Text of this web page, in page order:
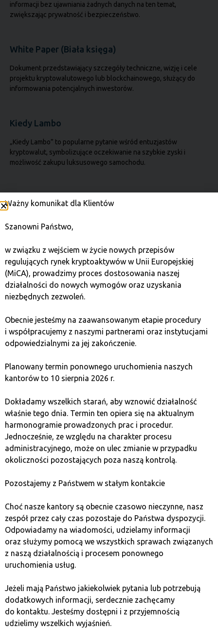
informacji bez ujawniania żadnych danych na ten temat,
zwiększając prywatność i bezpieczeństwo.
White Paper (Biała księga)
Dokument przedstawiający szczegóły techniczne, wizję i cele
projektu kryptowalutowego lub blockchainowego, służący do
informowania potencjalnych inwestorów.
Kiedy Lambo
„Kiedy Lambo” to popularne pytanie wśród entuzjastów
kryptowalut, symbolizujące oczekiwanie na szybkie zyski i
możliwość zakupu luksusowego samochodu.
Portfel kryptowalutowy
wysyłania i odbierania kryptowalut, kontrolowane za pomocą
Wahania w kryptowalutach
Zmienność odnosi się do gwałtownych i częstych zmian cen
kryptowalut, co czyni inwestowanie w nie zarówno ryzykownym,
Waluta wirtualna
Wirtualna waluta to cyfrowy środek wymiany wartości,
niekontrolowany przez tradycyjne banki, używany głównie w
transakcjach internetowych.
Zapisz się do newslettera!
Wyślemy do Ciebie miesięcznepodsumowania
wydarzeń ze świata kryptowalut,bieżące aktualności
orazinformacje o prowadzonych przez nas
Ważny komunikat dla Klientów
Szanowni Państwo,
w związku z wejściem w życie nowych przepisów
regulujących rynek kryptoaktywów w Unii Europejskiej
(MiCA), prowadzimy proces dostosowania naszej
działalności do nowych wymogów oraz uzyskania
niezbędnych zezwoleń.
Obecnie jesteśmy na zaawansowanym etapie procedury
i współpracujemy z naszymi partnerami oraz instytucjami
odpowiedzialnymi za jej zakończenie.
Planowany termin ponownego uruchomienia naszych
kantorów to 10 sierpnia 2026 r.
Dokładamy wszelkich starań, aby wznowić działalność
właśnie tego dnia. Termin ten opiera się na aktualnym
harmonogramie prowadzonych prac i procedur.
Jednocześnie, ze względu na charakter procesu
administracyjnego, może on ulec zmianie w przypadku
okoliczności pozostających poza naszą kontrolą.
Pozostajemy z Państwem w stałym kontakcie
Choć nasze kantory są obecnie czasowo nieczynne, nasz
zespół przez cały czas pozostaje do Państwa dyspozycji.
Odpowiadamy na wiadomości, udzielamy informacji
oraz służymy pomocą we wszystkich sprawach związanych
z naszą działalnością i procesem ponownego
uruchomienia usług.
Jeżeli mają Państwo jakiekolwiek pytania lub potrzebują
dodatkowych informacji, serdecznie zachęcamy
do kontaktu. Jesteśmy dostępni i z przyjemnością
udzielimy wszelkich wyjaśnień.